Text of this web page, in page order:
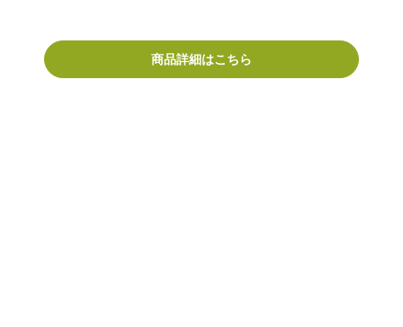
商品詳細はこちら